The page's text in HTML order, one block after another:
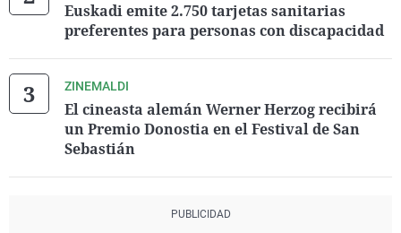
Euskadi emite 2.750 tarjetas sanitarias
preferentes para personas con discapacidad
ZINEMALDI
El cineasta alemán Werner Herzog recibirá
un Premio Donostia en el Festival de San
Sebastián